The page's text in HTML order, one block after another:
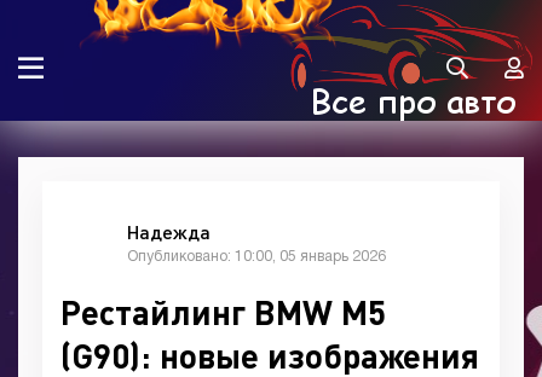
Надежда
Опубликовано: 10:00, 05 январь 2026
Рестайлинг BMW M5
(G90): новые изображения